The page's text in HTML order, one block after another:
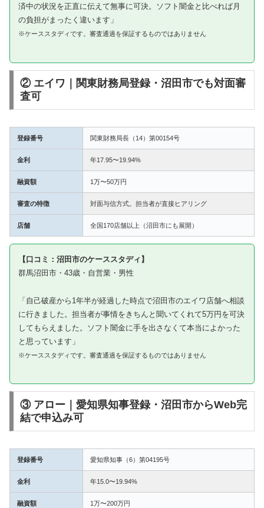
済中の状況を正直に伝えて無事に可決。ソフト闇金と比べれば月
の負担がまったく違います」
※ケーススタディです。審査通過を保証するものではありません
② エイワ｜関東財務局登録・沼田市でも対面審
査可
登録番号 関東財務局長（14）第00154号
金利 年17.95〜19.94%
融資額 1万〜50万円
審査の特徴 対面与信方式。担当者が直接ヒアリング
店舗 全国170店舗以上（沼田市にも展開）
【口コミ：沼田市のケーススタディ】
群馬沼田市・43歳・自営業・男性
「自己破産から1年半が経過した時点で沼田市のエイワ店舗へ相談
に行きました。担当者が事情をきちんと聞いてくれて5万円を可決
してもらえました。ソフト闇金に手を出さなくて本当によかった
と思っています」
※ケーススタディです。審査通過を保証するものではありません
③ アロー｜愛知県知事登録・沼田市からWeb完
結で申込み可
登録番号 愛知県知事（6）第04195号
金利 年15.0〜19.94%
融資額 1万〜200万円